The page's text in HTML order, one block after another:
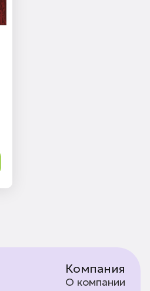
Компания
О компании